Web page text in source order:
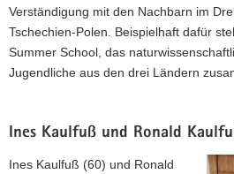
Verständigung mit den Nachbarn im
Tschechien-Polen. Beispielhaft dafür
Summer School, das
Jugendliche aus den drei Ländern
Ines Kaulfuß und Ronald
Ines Kaulfuß (60) und Ronald